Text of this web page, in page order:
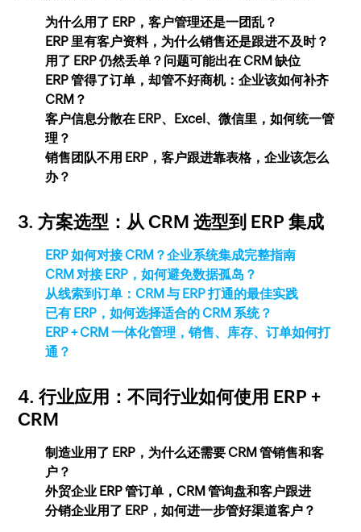
为什么用了 ERP，客户管理还是一团乱？
ERP 里有客户资料，为什么销售还是跟进不及时？
用了 ERP 仍然丢单？问题可能出在 CRM 缺位
ERP 管得了订单，却管不好商机：企业该如何补齐
CRM？
客户信息分散在 ERP、Excel、微信里，如何统一管
理？
销售团队不用 ERP，客户跟进靠表格，企业该怎么
办？
3. 方案选型：从 CRM 选型到 ERP 集成
ERP 如何对接 CRM？企业系统集成完整指南
CRM 对接 ERP，如何避免数据孤岛？
从线索到订单：CRM 与 ERP 打通的最佳实践
已有 ERP，如何选择适合的 CRM 系统？
ERP + CRM 一体化管理，销售、库存、订单如何打
通？
4. 行业应用：不同行业如何使用 ERP +
CRM
制造业用了 ERP，为什么还需要 CRM 管销售和客
户？
外贸企业 ERP 管订单，CRM 管询盘和客户跟进
分销企业用了 ERP，如何进一步管好渠道客户？